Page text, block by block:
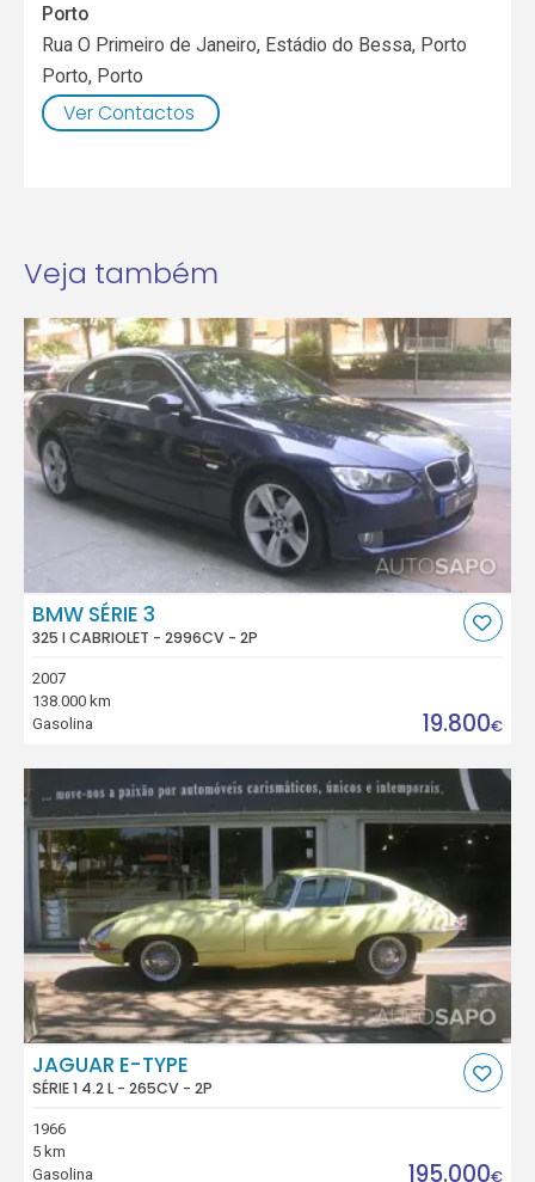
Porto
Rua O Primeiro de Janeiro, Estádio do Bessa, Porto
Porto, Porto
Ver Contactos
Veja também
BMW SÉRIE 3
325 I CABRIOLET - 2996CV - 2P
2007
138.000 km
Gasolina
19.800€
JAGUAR E-TYPE
SÉRIE 1 4.2 L - 265CV - 2P
1966
5 km
Gasolina
195.000€